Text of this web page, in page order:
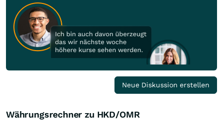
Neue Diskussion erstellen
Währungsrechner zu HKD/OMR